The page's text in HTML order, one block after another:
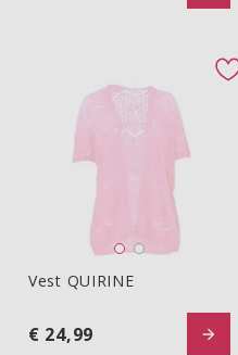
Vest QUIRINE
Vest QUIRINE
€ 24,99